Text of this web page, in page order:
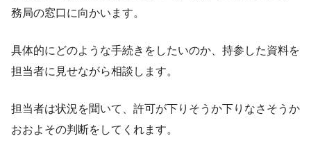
務局の窓口に向かいます。
具体的にどのような手続きをしたいのか、持参した資料を
担当者に見せながら相談します。
担当者は状況を聞いて、許可が下りそうか下りなさそうか
おおよその判断をしてくれます。